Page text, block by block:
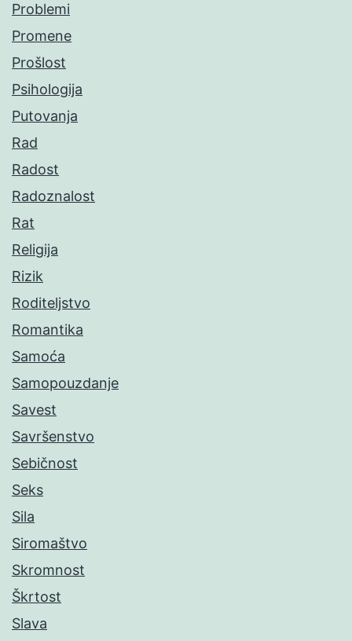
Problemi
Promene
Prošlost
Psihologija
Putovanja
Rad
Radost
Radoznalost
Rat
Religija
Rizik
Roditeljstvo
Romantika
Samoća
Samopouzdanje
Savest
Savršenstvo
Sebičnost
Seks
Sila
Siromaštvo
Skromnost
Škrtost
Slava